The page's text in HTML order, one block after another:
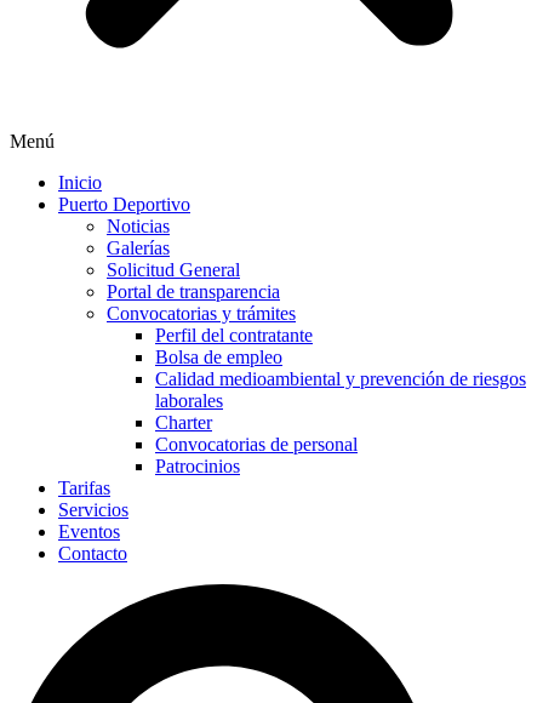
Menú
Inicio
Puerto Deportivo
Noticias
Galerías
Solicitud General
Portal de transparencia
Convocatorias y trámites
Perfil del contratante
Bolsa de empleo
Calidad medioambiental y prevención de riesgos
laborales
Charter
Convocatorias de personal
Patrocinios
Tarifas
Servicios
Eventos
Contacto